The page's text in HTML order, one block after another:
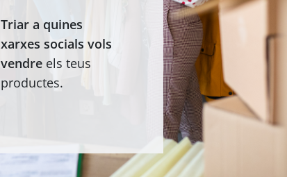
Triar a quines
xarxes socials vols
vendre els teus
productes.